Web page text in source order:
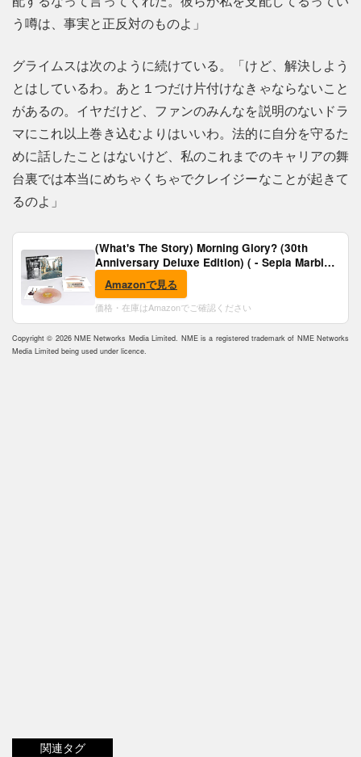
う噂は、事実と正反対のものよ」
グライムスは次のように続けている。「けど、解決しよう
とはしているわ。あと１つだけ片付けなきゃならないこと
があるの。イヤだけど、ファンのみんなを説明のないドラ
マにこれ以上巻き込むよりはいいわ。法的に自分を守るた
めに話したことはないけど、私のこれまでのキャリアの舞
台裏では本当にめちゃくちゃでクレイジーなことが起きて
るのよ」
(What's The Story) Morning Glory? (30th
Anniversary Deluxe Edition) ( - Sepia Marble
Vinyl) [Analog]
Amazonで見る
価格・在庫はAmazonでご確認ください
Copyright © 2026 NME Networks Media Limited. NME is a registered trademark of NME Networks
Media Limited being used under licence.
関連タグ